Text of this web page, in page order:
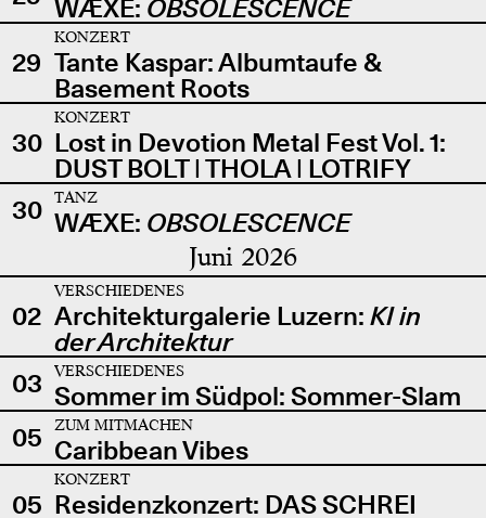
WÆXE: OBSOLESCENCE
29
KONZERT
Tante Kaspar: Albumtaufe &
Basement Roots
30
KONZERT
Lost in Devotion Metal Fest Vol. 1:
DUST BOLT | THOLA | LOTRIFY
30
TANZ
WÆXE: OBSOLESCENCE
Juni 2026
02
VERSCHIEDENES
Architekturgalerie Luzern: KI in
der Architektur
03
VERSCHIEDENES
Sommer im Südpol: Sommer-Slam
05
ZUM MITMACHEN
Caribbean Vibes
05
KONZERT
Residenzkonzert: DAS SCHREI